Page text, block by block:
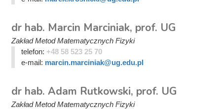
dr hab. Marcin Marciniak, prof. UG
Zakład Metod Matematycznych Fizyki
telefon: +48 58 523 25 70
e-mail: marcin.marciniak@ug.edu.pl
dr hab. Adam Rutkowski, prof. UG
Zakład Metod Matematycznych Fizyki